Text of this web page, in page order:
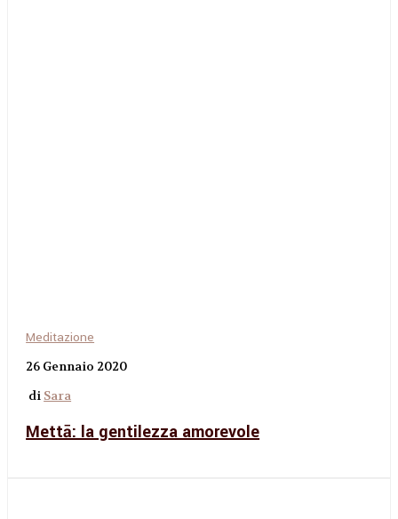
Meditazione
26 Gennaio 2020
di Sara
Mettā: la gentilezza amorevole